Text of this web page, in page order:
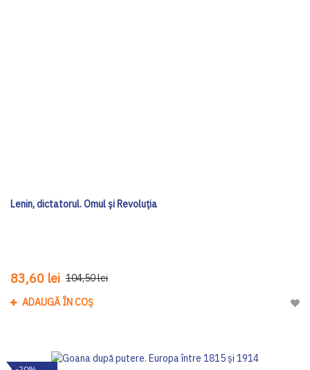
Lenin, dictatorul. Omul și Revoluția
83,60 lei 104,50 lei
ADAUGĂ ÎN COȘ